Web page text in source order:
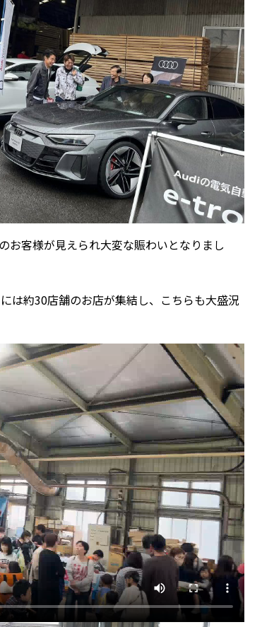
お客様が見えられ大変な賑わいとなりまし
は約30店舗のお店が集結し、こちらも大盛況